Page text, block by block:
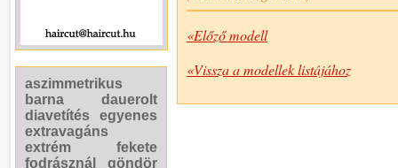
aszimmetrikus
barna
dauerolt
diavetítés
egyenes
extravagáns
extrém
fekete
fodrásznál
göndör
«Előző modell
«Vissza a modellek listájához